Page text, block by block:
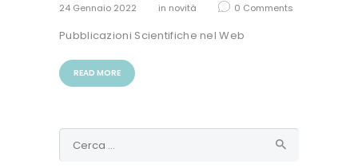
24 Gennaio 2022 in novità 0 Comments
Pubblicazioni Scientifiche nel Web
READ MORE
per: